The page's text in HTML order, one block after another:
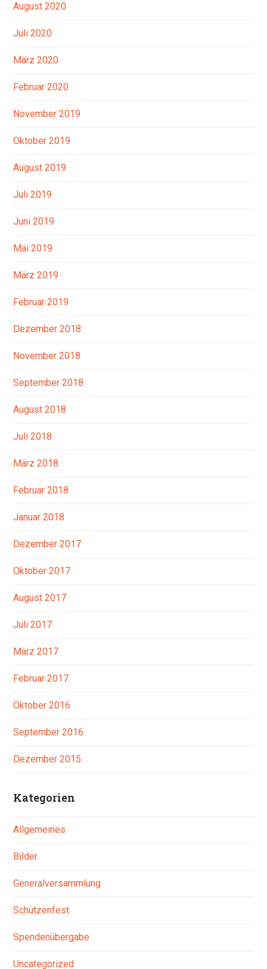
August 2020
Juli 2020
März 2020
Februar 2020
November 2019
Oktober 2019
August 2019
Juli 2019
Juni 2019
Mai 2019
März 2019
Februar 2019
Dezember 2018
November 2018
September 2018
August 2018
Juli 2018
März 2018
Februar 2018
Januar 2018
Dezember 2017
Oktober 2017
August 2017
Juli 2017
März 2017
Februar 2017
Oktober 2016
September 2016
Dezember 2015
Kategorien
Allgemeines
Bilder
Generalversammlung
Schützenfest
Spendenübergabe
Uncategorized